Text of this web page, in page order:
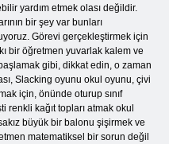
yardım etmek olası değildir.
bir şey var bunları
Görevi gerçekleştirmek için
bir öğretmen yuvarlak kalem ve
gibi, dikkat edin, o zaman
Slacking oyunu okul oyunu, çivi
için, önünde oturup sınıf
renkli kağıt topları atmak okul
büyük bir balonu şişirmek ve
matematiksel bir sorun değil